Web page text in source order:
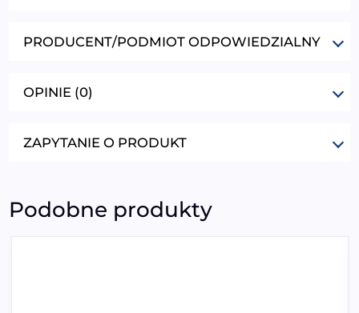
PRODUCENT/PODMIOT ODPOWIEDZIALNY
OPINIE (0)
ZAPYTANIE O PRODUKT
Podobne produkty